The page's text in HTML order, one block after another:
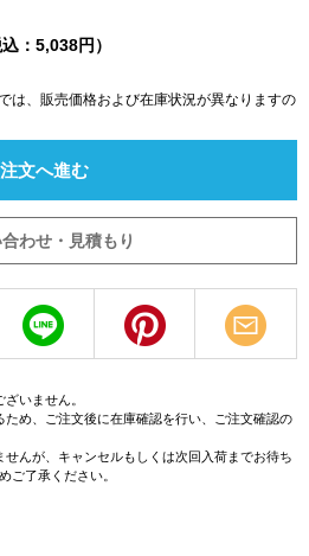
込：5,038円）
は、販売価格および在庫状況が異なりますの
注文へ進む
わせ・見積もり
いません。
め、ご注文後に在庫確認を行い、ご注文確認の
んが、キャンセルもしくは次回入荷までお待ち
ご了承ください。